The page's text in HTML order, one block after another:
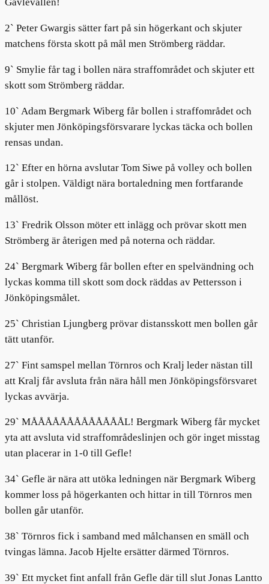
2` Peter Gwargis sätter fart på sin högerkant och skjuter
matchens första skott på mål men Strömberg räddar.
9` Smylie får tag i bollen nära straffområdet och skjuter ett
skott som Strömberg räddar.
10` Adam Bergmark Wiberg får bollen i straffområdet och
skjuter men Jönköpingsförsvarare lyckas täcka och bollen
rensas undan.
12` Efter en hörna avslutar Tom Siwe på volley och bollen
går i stolpen. Väldigt nära bortaledning men fortfarande
mållöst.
13` Fredrik Olsson möter ett inlägg och prövar skott men
Strömberg är återigen med på noterna och räddar.
24` Bergmark Wiberg får bollen efter en spelvändning och
lyckas komma till skott som dock räddas av Pettersson i
Jönköpingsmålet.
25` Christian Ljungberg prövar distansskott men bollen går
tätt utanför.
27` Fint samspel mellan Törnros och Kralj leder nästan till
att Kralj får avsluta från nära håll men Jönköpingsförsvaret
lyckas avvärja.
29` MÅÅÅÅÅÅÅÅÅÅÅÅÅL! Bergmark Wiberg får mycket
yta att avsluta vid straffområdeslinjen och gör inget misstag
utan placerar in 1-0 till Gefle!
34` Gefle är nära att utöka ledningen när Bergmark Wiberg
kommer loss på högerkanten och hittar in till Törnros men
bollen går utanför.
38` Törnros fick i samband med målchansen en smäll och
tvingas lämna. Jacob Hjelte ersätter därmed Törnros.
39` Ett mycket fint anfall från Gefle där till slut Jonas Lantto